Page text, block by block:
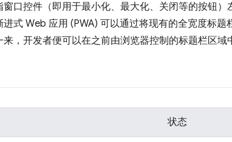
口控件（即用于最小化、最大化、关闭等的按钮
式 Web 应用 (PWA) 可以通过将现有的全宽度标
，开发者便可以在之前由浏览器控制的标题栏区域
状态